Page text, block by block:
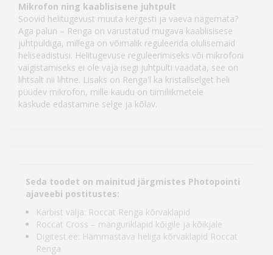
Mikrofon ning kaablisisene juhtpult
Soovid helitugevust muuta kergesti ja vaeva nägemata?
Aga palun – Renga on varustatud mugava kaablisisese
juhtpuldiga, millega on võimalik reguleerida olulisemaid
heliseadistusi. Helitugevuse reguleerimiseks või mikrofoni
vaigistamiseks ei ole vaja isegi juhtpulti vaadata, see on
lihtsalt nii lihtne. Lisaks on Renga'l ka kristallselget heli
püüdev mikrofon, mille kaudu on tiimiliikmetele
käskude edastamine selge ja kõlav.
Seda toodet on mainitud järgmistes Photopointi
ajaveebi postitustes:
Karbist välja: Roccat Renga kõrvaklapid
Roccat Cross – mänguriklapid kõigile ja kõikjale
Digitest.ee: Hämmastava heliga kõrvaklapid Roccat
Renga